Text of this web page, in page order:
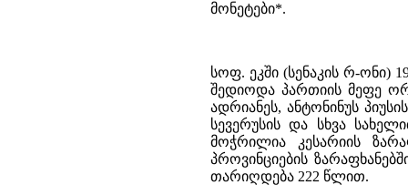
მონეტები*.
სოფ. ეკში (სენაკის რ-ონი)
შედიოდა პართიის მეფე
ადრიანეს, ანტონინუს
სევერუსის და სხვა
მოჭრილია კესარიის
პროვინციების
თარიღდება 222 წლით.